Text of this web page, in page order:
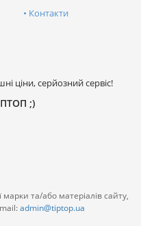
Контакти
ціни, серйозний сервіс!
;)
та/або матеріалів сайту,
admin@tiptop.ua